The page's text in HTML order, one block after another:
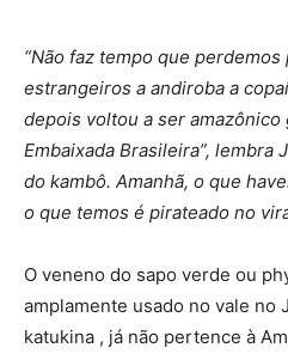
“Não faz tempo que
estrangeiros a andiroba a
depois voltou a ser
Embaixada Brasileira”, lembra
do kambô. Amanhã, o que
o que temos é pirateado no
O veneno do sapo verde ou
amplamente usado no vale no
katukina , já não pertence à